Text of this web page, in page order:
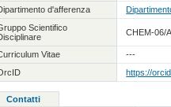
d'afferenza
Scientifico
CHEM-06/
Vitae
---
https://
Contatti